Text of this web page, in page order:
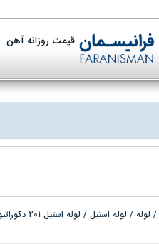
قیمت روزانه آهن
/ لوله / لوله استیل / لوله استیل 201 دکوراتیو قطر 10 ضخامت 0.35 م.م براق